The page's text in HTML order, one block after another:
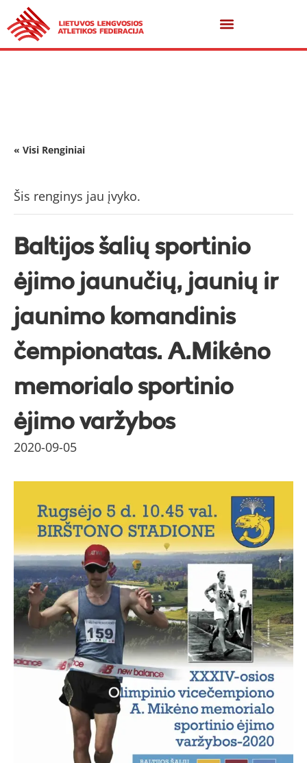
« Visi Renginiai
Šis renginys jau įvyko.
Baltijos šalių sportinio
ėjimo jaunučių, jaunių ir
jaunimo komandinis
čempionatas. A.Mikėno
memorialo sportinio
ėjimo varžybos
2020-09-05